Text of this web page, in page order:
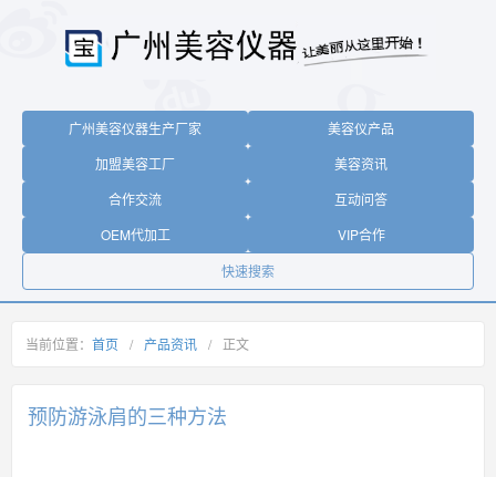
广州美容仪器生产厂家
美容仪产品
加盟美容工厂
美容资讯
合作交流
互动问答
OEM代加工
VIP合作
快速搜索
当前位置： 首页 / 产品资讯 / 正文
预防游泳肩的三种方法